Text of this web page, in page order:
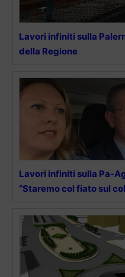
Lavori infiniti sulla
della Regione
Lavori infiniti sulla Pa-
“Staremo col fiato sul